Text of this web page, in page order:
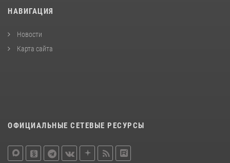
НАВИГАЦИЯ
Новости
Карта сайта
ОФИЦИАЛЬНЫЕ СЕТЕВЫЕ РЕСУРСЫ